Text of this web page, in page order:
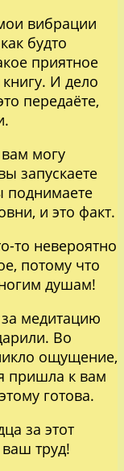
вибрации
будто
приятное
И дело
передаёте,
могу
запускаете
поднимаете
и это факт.
то невероятно
потому что
душам!
медитацию
Во
ощущение,
пришла к вам
готова.
за этот
труд!